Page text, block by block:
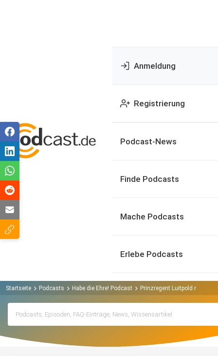
Anmeldung
Registrierung
Podcast-News
Finde Podcasts
Mache Podcasts
Erlebe Podcasts
Startseite Podcasts Habe die Ehre! Podcast Prinzregent Luitpold mit